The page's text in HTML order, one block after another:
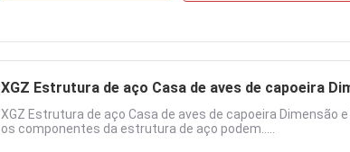
XGZ Estrutura de aço Casa de aves de capoeira
XGZ Estrutura de aço Casa de aves de capoeira
os componentes da estrutura de aço podem.....